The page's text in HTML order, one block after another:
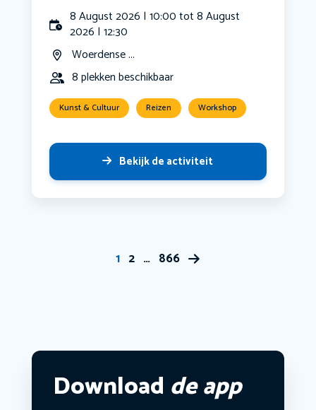
8 August 2026 | 10:00 tot 8 August
2026 | 12:30
Woerdense ...
8 plekken beschikbaar
Kunst & Cultuur Reizen Workshop
Bekijk de activiteit
1 2 … 866
Download de app